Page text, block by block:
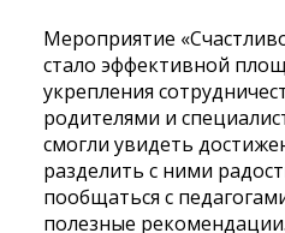
Мероприятие
стало эффективной
укрепления
родителями и
смогли увидеть
разделить с ними
пообщаться с
полезные